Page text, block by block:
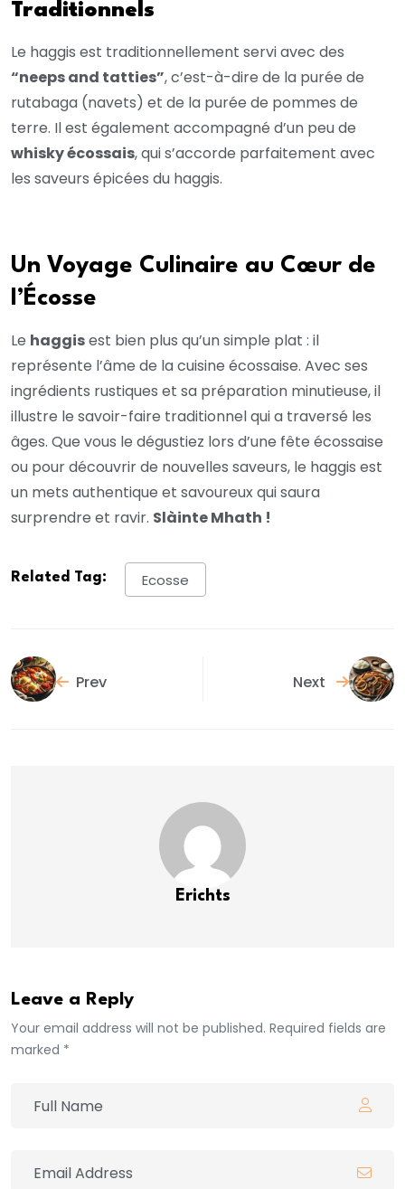
Traditionnels
Le haggis est traditionnellement servi avec des
“neeps and tatties”, c’est-à-dire de la purée de
rutabaga (navets) et de la purée de pommes de
terre. Il est également accompagné d’un peu de
whisky écossais, qui s’accorde parfaitement avec
les saveurs épicées du haggis.
Un Voyage Culinaire au Cœur de
l’Écosse
Le haggisest bien plus qu’un simple plat : il
représente l’âme de la cuisine écossaise. Avec ses
ingrédients rustiques et sa préparation minutieuse, il
illustre le savoir-faire traditionnel qui a traversé les
âges. Que vous le dégustiez lors d’une fête écossaise
ou pour découvrir de nouvelles saveurs, le haggis est
un mets authentique et savoureux qui saura
surprendre et ravir. Slàinte Mhath !
Related Tag: Ecosse
Prev Next
Erichts
Leave a Reply
Your email address will not be published. Required fields are
marked *